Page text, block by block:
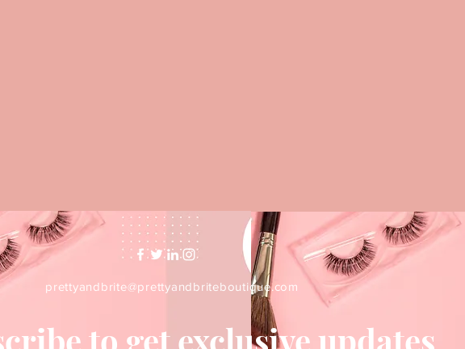
to get exclusive updates
prettyandbrite@prettyandbriteboutique.com